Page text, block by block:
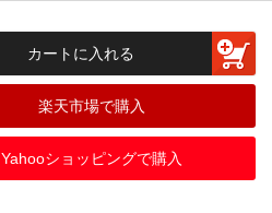
カートに入れる
楽天市場で購入
Yahooショッピングで購入